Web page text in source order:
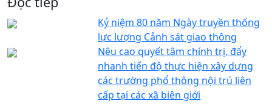
Kỷ niệm 80 năm Ngày truyền thống
lực lượng Cảnh sát giao thông
Nêu cao quyết tâm chính trị, đẩy
nhanh tiến độ thực hiện xây dựng
các trường phổ thông nội trú liên
cấp tại các xã biên giới